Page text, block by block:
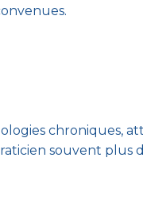
chroniques,
souvent plus